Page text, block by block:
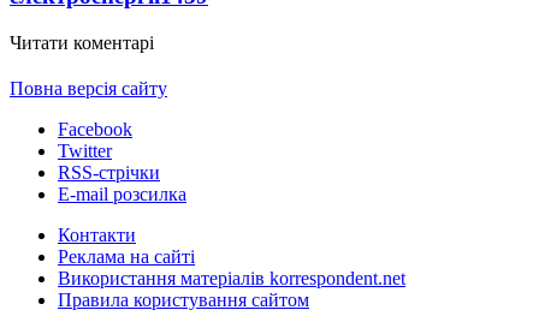
Читати коментарі
Повна версія сайту
Facebook
Twitter
RSS-стрічки
E-mail розсилка
Контакти
Реклама на сайті
Використання матеріалів korrespondent.net
Правила користування сайтом